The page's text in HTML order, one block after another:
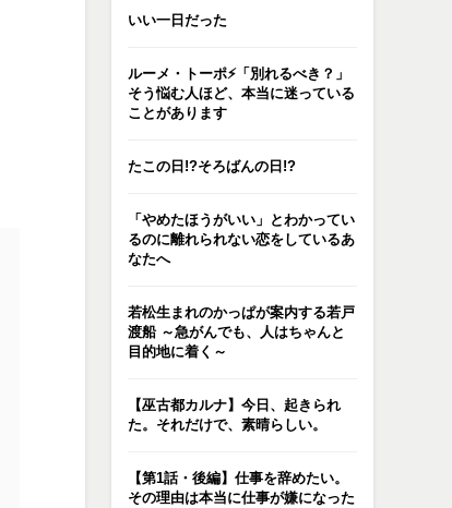
いい一日だった
ルーメ・トーポ⚡️「別れるべき？」
そう悩む人ほど、本当に迷っている
ことがあります
たこの日!?そろばんの日!?
「やめたほうがいい」とわかってい
るのに離れられない恋をしているあ
なたへ
若松生まれのかっぱが案内する若戸
渡船 ～急がんでも、人はちゃんと
目的地に着く～
【巫古都カルナ】今日、起きられ
た。それだけで、素晴らしい。
【第1話・後編】仕事を辞めたい。
その理由は本当に仕事が嫌になった